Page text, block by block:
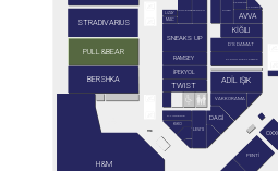
ADİL IŞIK
ALTINBAŞ
ALTINYILDIZ CLASSICS
AVVA
BERSHKA
CARTER'S
CONVERSE
DAGİ
D'S DAMAT
G-LINGERIE
GUSTO
H&M
İPEKYOL
KİĞILI
KİKO
LEVI'S
LİZAY
PENTİ
PULL&BEAR
RAMSEY
SNEAKS UP
STRADIVARIUS MAC
TERGAN
TWIST
VAKKORAMA